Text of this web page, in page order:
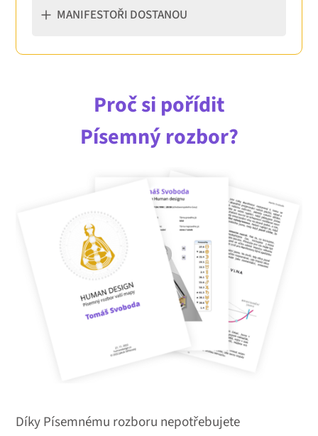
MANIFESTOŘI DOSTANOU
Proč si pořídit
Písemný rozbor?
Díky Písemnému rozboru nepotřebujete